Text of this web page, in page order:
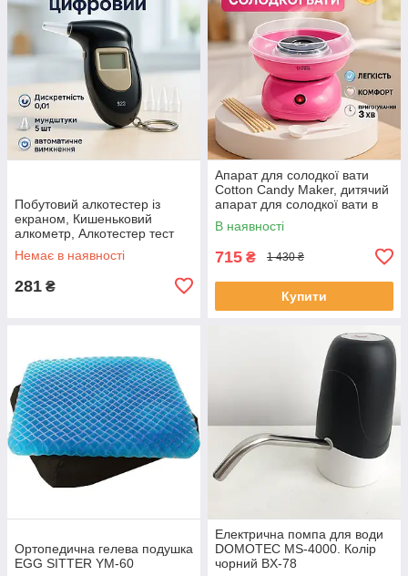
Побутовий алкотестер із
екраном, Кишеньковий
алкометр, Алкотестер тест
Драгер PV-60
Немає в наявності
281 ₴
Апарат для солодкої вати
Cotton Candy Maker, дитячий
апарат для солодкої вати в
домашніх умовах OT-47
В наявності
715 ₴ 1 430 ₴
Купити
Ортопедична гелева подушка
EGG SITTER YM-60
Електрична помпа для води
DOMOTEC MS-4000. Колір
чорний BX-78